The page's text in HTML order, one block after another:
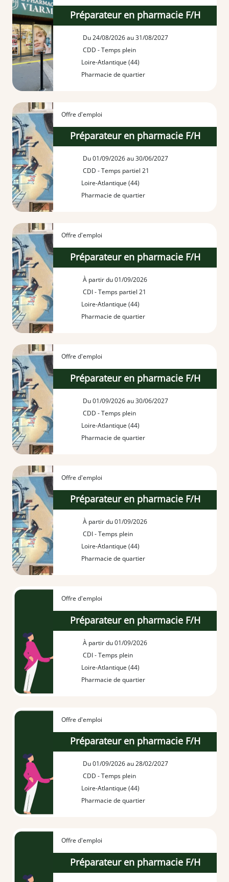
Préparateur en pharmacie F/H
Du 24/08/2026 au 31/08/2027
CDD - Temps plein
Loire-Atlantique (44)
Pharmacie de quartier
Offre d'emploi
Préparateur en pharmacie F/H
Du 01/09/2026 au 30/06/2027
CDD - Temps partiel 21
Loire-Atlantique (44)
Pharmacie de quartier
Offre d'emploi
Préparateur en pharmacie F/H
À partir du 01/09/2026
CDI - Temps partiel 21
Loire-Atlantique (44)
Pharmacie de quartier
Offre d'emploi
Préparateur en pharmacie F/H
Du 01/09/2026 au 30/06/2027
CDD - Temps plein
Loire-Atlantique (44)
Pharmacie de quartier
Offre d'emploi
Préparateur en pharmacie F/H
À partir du 01/09/2026
CDI - Temps plein
Loire-Atlantique (44)
Pharmacie de quartier
Offre d'emploi
Préparateur en pharmacie F/H
À partir du 01/09/2026
CDI - Temps plein
Loire-Atlantique (44)
Pharmacie de quartier
Offre d'emploi
Préparateur en pharmacie F/H
Du 01/09/2026 au 28/02/2027
CDD - Temps plein
Loire-Atlantique (44)
Pharmacie de quartier
Offre d'emploi
Préparateur en pharmacie F/H